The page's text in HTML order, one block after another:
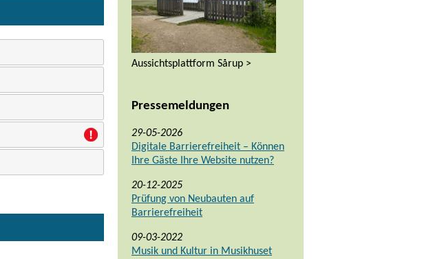
Aussichtsplattform Sårup >
Pressemeldungen
29-05-2026
Digitale Barrierefreiheit – Können
Ihre Gäste Ihre Website nutzen?
20-12-2025
Prüfung von Neubauten auf
Barrierefreiheit
09-03-2022
Musik und Kultur in Musikhuset